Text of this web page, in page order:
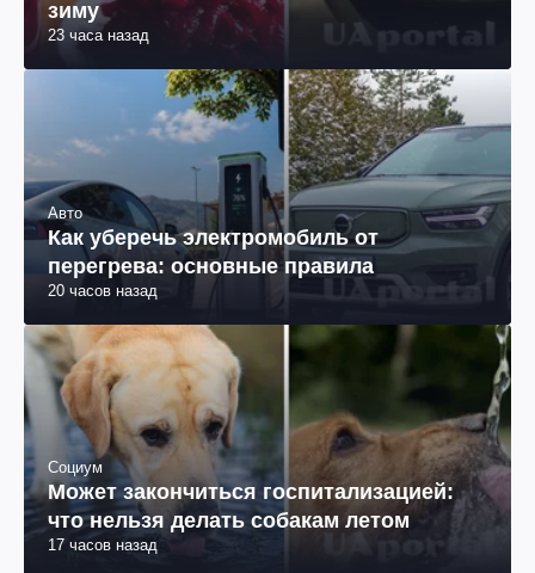
зиму
23 часа назад
Авто
Как уберечь электромобиль от
перегрева: основные правила
20 часов назад
Социум
Может закончиться госпитализацией:
что нельзя делать собакам летом
17 часов назад